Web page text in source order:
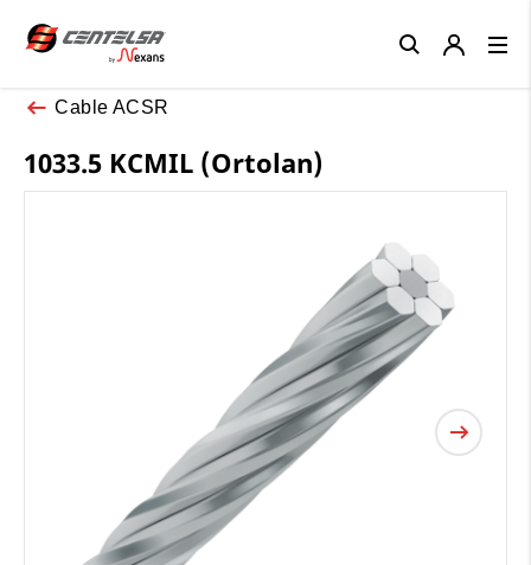
Cable ACSR
1033.5 KCMIL (Ortolan)
Close